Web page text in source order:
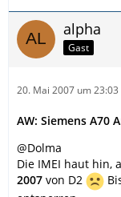
alpha
Gast
20. Mai 2007 um 23:03
AW: Siemens A70
@Dolma
Die IMEI haut hin,
2007 von D2